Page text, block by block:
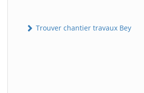
Trouver chantier travaux Bey